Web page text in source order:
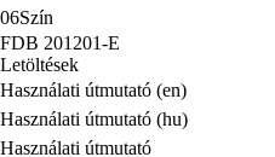
06Szín
FDB 201201-E
Letöltések
Használati útmutató (en)
Használati útmutató (hu)
Használati útmutató